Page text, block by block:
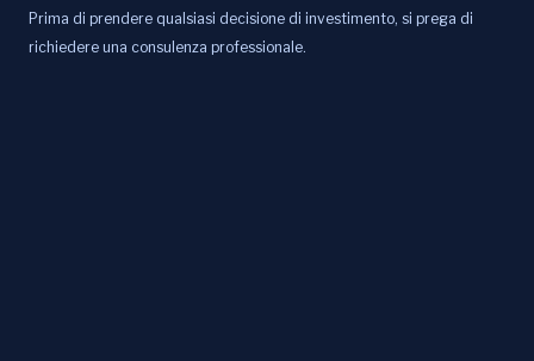
Prima di prendere qualsiasi decisione di investimento, si prega di
richiedere una consulenza professionale.